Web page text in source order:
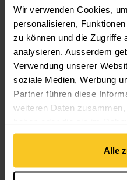
Wir verwenden Cookies,
personalisieren,
zu können und die Zugriffe
analysieren. Ausserdem
Verwendung unserer
soziale Medien, Werbung
Partner führen diese
weiteren Daten
gesammelt haben.
Alle
Materialeigenschaft
Materialeigenschaft:
schnell trocknend |
Material mit tierischem